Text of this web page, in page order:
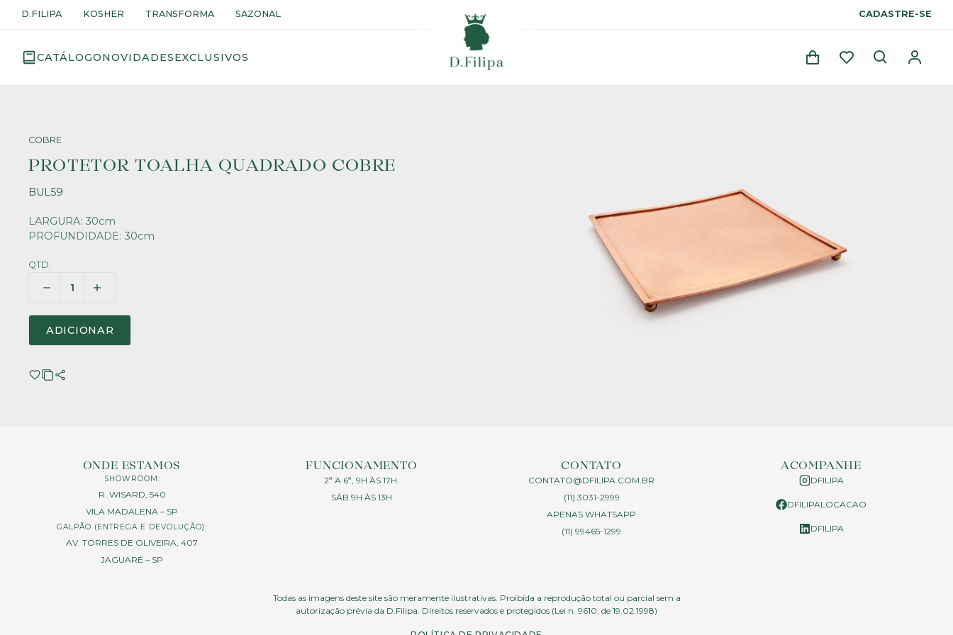
D.FILIPA KOSHER TRANSFORMA SAZONAL CADASTRE-SE
CATÁLOGONOVIDADESEXCLUSIVOS
COBRE
PROTETOR TOALHA QUADRADO COBRE
BUL59
LARGURA: 30cm
PROFUNDIDADE: 30cm
QTD.
ADICIONAR
ONDE ESTAMOS
SHOWROOM:
R. WISARD, 540
VILA MADALENA – SP
GALPÃO (ENTREGA E DEVOLUÇÃO):
AV. TORRES DE OLIVEIRA, 407
JAGUARÉ – SP
FUNCIONAMENTO
2ª A 6ª, 9H ÀS 17H.
SÁB 9H ÀS 13H
CONTATO
CONTATO@DFILIPA.COM.BR
(11) 3031-2999
APENAS WHATSAPP
(11) 99465-1299
ACOMPANHE
DFILIPA
DFILIPALOCACAO
DFILIPA
Todas as imagens deste site são meramente ilustrativas. Proibida a reprodução total ou parcial sem a
autorização prévia da D.Filipa. Direitos reservados e protegidos (Lei n. 9610, de 19.02.1998)